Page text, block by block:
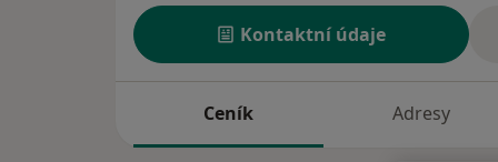
Kontaktní údaje
Ceník Adresy